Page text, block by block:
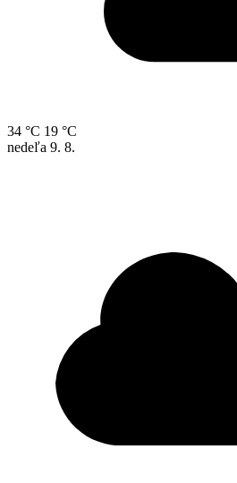
34 °C 19 °C
nedeľa 9. 8.